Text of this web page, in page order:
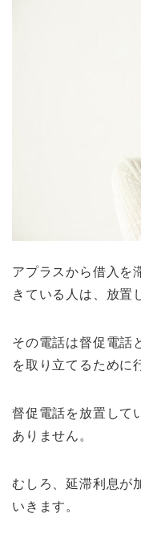
アプラスから借入を
きている人は、放置
その電話は督促電話
を取り立てるために
督促電話を放置して
ありません。
むしろ、延滞利息が
いきます。